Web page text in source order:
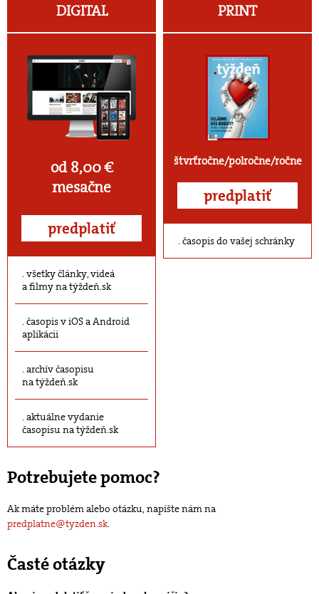
DIGITAL
od 8,00 €
mesačne
predplatiť
všetky články, videá
a filmy na týždeň.sk
časopis v iOS a Android
aplikácii
archív časopisu
na týždeň.sk
aktuálne vydanie
časopisu na týždeň.sk
PRINT
štvrťročne/polročne/ročne
predplatiť
časopis do vašej schránky
Potrebujete pomoc?
Ak máte problém alebo otázku, napíšte nám na
predplatne@tyzden.sk.
Časté otázky